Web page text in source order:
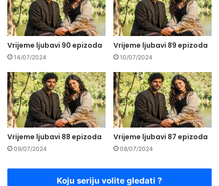
Vrijeme ljubavi 90 epizoda
14/07/2024
Vrijeme ljubavi 89 epizoda
10/07/2024
Vrijeme ljubavi 88 epizoda
09/07/2024
Vrijeme ljubavi 87 epizoda
08/07/2024
Koju seriju volite gledati ?